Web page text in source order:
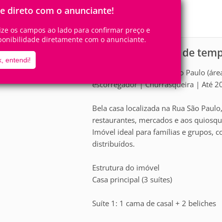
direto com o anunciante!
os campos ao lado para confirmar preço e
diretamente com o anunciante.
entendi!
20Pessoas
Casa para aluguel de
Casa na Enseada – Rua São Paulo
escorregador | Churrasqueira | Até
Bela casa localizada na Rua São
restaurantes, mercados e aos
Imóvel ideal para famílias e grupos,
distribuídos.
Estrutura do imóvel
Casa principal (3 suítes)
Suíte 1: 1 cama de casal + 2 beliches